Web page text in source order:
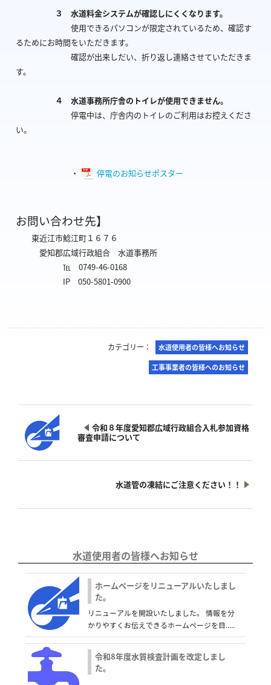
３ 水道料金システムが確認しにくくなります。
使用できるパソコンが限定されているため、確認す
るためにお時間をいただきます。
確認が出来しだい、折り返し連絡させていただきま
す。
４ 水道事務所庁舎のトイレが使用できません。
停電中は、庁舎内のトイレのご利用はお控えくださ
い。
・ 停電のお知らせポスター
お問い合わせ先】
東近江市鯰江町１６７６
愛知郡広域行政組合 水道事務所
℡ 0749-46-0168
IP 050-5801-0900
カテゴリー： 水道使用者の皆様へお知らせ
工事事業者の皆様へのお知らせ
令和８年度愛知郡広域行政組合入札参加資格
審査申請について
水道管の凍結にご注意ください！！
水道使用者の皆様へお知らせ
ホームページをリニューアルいたしまし
た。
リニューアルを開設いたしました。 情報を分
かりやすくお伝えできるホームページを目.....
令和8年度水質検査計画を改定しまし
た。